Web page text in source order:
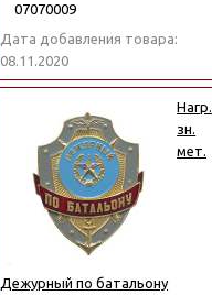
07070009
Дата добавления товара:
08.11.2020
Нагр.
зн.
мет.
Дежурный по батальону